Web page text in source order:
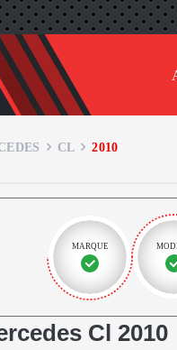
CL 2010
MARQUE
Cl 2010